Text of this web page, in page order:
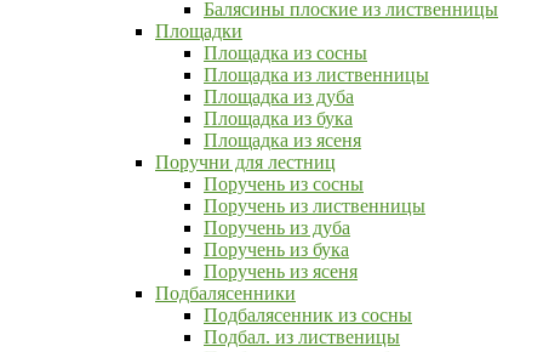
Балясины плоские из лиственницы
Площадки
Площадка из сосны
Площадка из лиственницы
Площадка из дуба
Площадка из бука
Площадка из ясеня
Поручни для лестниц
Поручень из сосны
Поручень из лиственницы
Поручень из дуба
Поручень из бука
Поручень из ясеня
Подбалясенники
Подбалясенник из сосны
Подбал. из лиственицы